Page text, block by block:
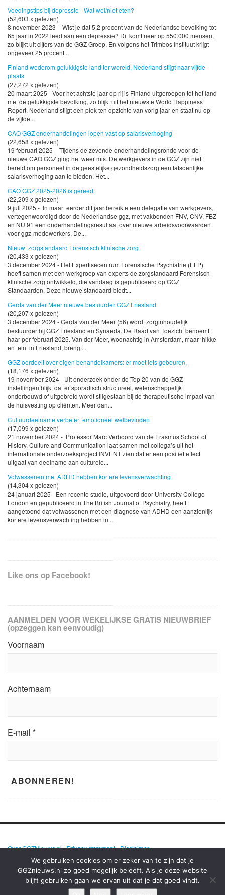
Voedingstips bij depressie - Wat wel/niet eten?
(52,603 x gelezen)
8 november 2023 - Wist je dat 5,2 procent van de Nederlandse bevolking tot
65 jaar in 2022 leed aan een depressie? Dit komt neer op 550.000 mensen,
zo blijkt uit cijfers van de GGZ Groep. En volgens het Trimbos Instituut krijgt
ongeveer 25 procent...
Finland wederom gelukkigste land ter wereld, Nederland stijgt naar vijfde
plaats
(27,272 x gelezen)
20 maart 2025 - Voor het achtste jaar op rij is Finland uitgeroepen tot het land
met de gelukkigste bevolking, zo blijkt uit het nieuwste World Happiness
Report. Nederland stijgt een plek ten opzichte van vorig jaar en staat nu op
de vijfde...
CAO GGZ onderhandelingen lopen vast op salarisverhoging
(22,658 x gelezen)
19 februari 2025 - Tijdens de zevende onderhandelingsronde voor de
nieuwe CAO GGZ ging het weer mis. De werkgevers in de GGZ zijn niet
bereid om personeel in de geestelijke gezondheidszorg een fatsoenlijke
salarisverhoging aan te bieden. Het...
CAO GGZ 2025-2026 is gereed!
(22,209 x gelezen)
9 juli 2025 - In maart eerder dit jaar bereikte een delegatie van werkgevers,
vertegenwoordigd door de Nederlandse ggz, met vakbonden FNV, CNV, FBZ
en NU’91 een onderhandelingsresultaat over nieuwe arbeidsvoorwaarden
voor ggz-medewerkers. De...
Nieuw: zorgstandaard Forensisch klinische zorg
(20,433 x gelezen)
3 december 2024 - Het Expertisecentrum Forensische Psychiatrie (EFP)
heeft samen met een werkgroep van experts de zorgstandaard Forensisch
klinische zorg ontwikkeld, die vandaag is gepubliceerd op GGZ
Standaarden. Deze nieuwe standaard biedt...
Gerda van der Meer nieuwe bestuurder GGZ Friesland
(20,207 x gelezen)
3 december 2024 - Gerda van der Meer (56) wordt zorginhoudelijk
bestuurder bij GGZ Friesland en Synaeda. De Raad van Toezicht benoemt
haar per februari 2025. Van der Meer, woonachtig in Amsterdam, maar ‘hikke
en tein’ in Friesland, brengt...
GGZ oordeelt over eigen behandelkamers: er moet iets gebeuren.
(18,176 x gelezen)
19 november 2024 - Uit onderzoek onder de Top 20 van de GGZ-
instellingen blijkt dat er sporadisch structureel, wetenschappelijk
onderbouwd of uitgebreid wordt stilgestaan bij de therapeutische impact van
de huisvesting op cliënten. Meer dan...
Cultuurdeelname verbetert emotioneel welbevinden
(17,099 x gelezen)
21 november 2024 - Professor Marc Verboord van de Erasmus School of
History, Culture and Communication laat samen met collega’s uit het
internationale onderzoeksproject INVENT zien dat er een positief effect
uitgaat van deelname aan culturele...
Volwassenen met ADHD hebben kortere levensverwachting
(14,304 x gelezen)
24 januari 2025 - Een recente studie, uitgevoerd door University College
London en gepubliceerd in The British Journal of Psychiatry, heeft
aangetoond dat volwassenen met een diagnose van ADHD een aanzienlijk
kortere levensverwachting hebben in...
Like ons op Facebook!
AANMELDEN VOOR WEKELIJKSE GRATIS NIEUWBRIEF
(opzeggen kan eenvoudig)
Voornaam
Achternaam
E-mail *
Over GGZNieuws.nl•Privacy statement•Disclaimer
GGZNIEUWS.NL – ELKE DAG HET NIEUWS OVER MENTALE GEZONDHEID
EN DE GGZ OP EEN RIJ!
We gebruiken cookies om er zeker van te zijn dat je
GGZnieuws.nl zo goed mogelijk beleeft. Als je deze website
blijft gebruiken gaan we ervan uit dat je dat goed vindt.